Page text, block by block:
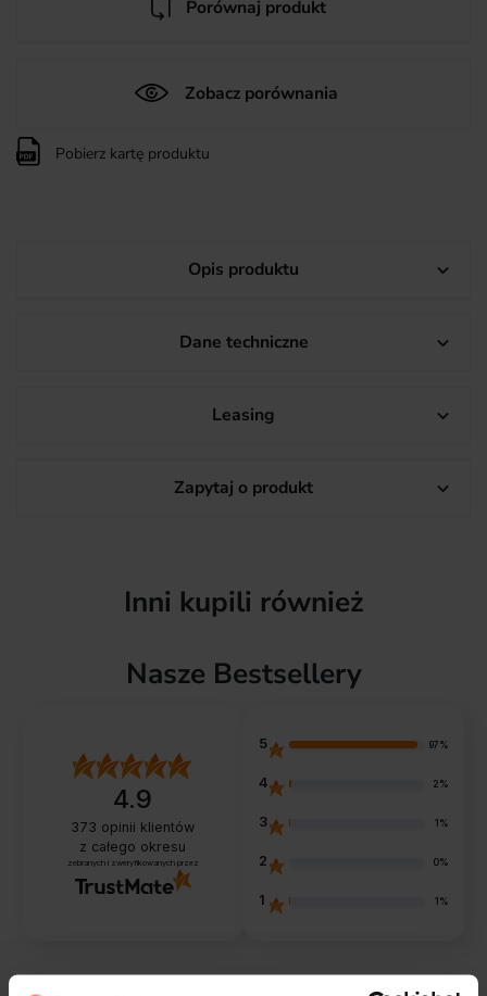
Porównaj produkt
Zobacz porównania
Pobierz kartę produktu
Opis produktu 
Dane techniczne 
Leasing 
Zapytaj o produkt 
Inni kupili również
Nasze Bestsellery
4.9
373 opinii klientów
z całego okresu
zebranych i zweryfikowanych przez
5 97%
4 2%
3 1%
2 0%
1 1%